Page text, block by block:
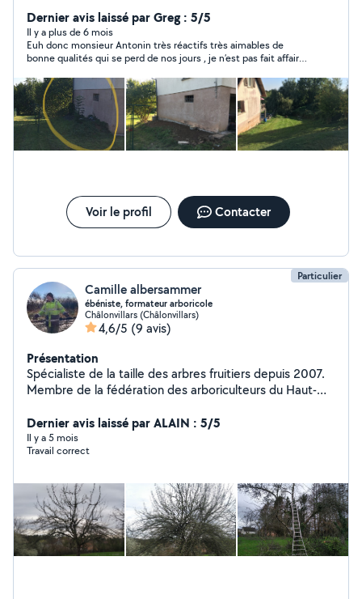
plus a l'aise a l'extérieur. De même pour tous ce qui est
bricolage. Je suis disponible de suite pour toutes
demandes. Cordialement
Dernier avis laissé par Greg : 5/5
Il y a plus de 6 mois
Euh donc monsieur Antonin très réactifs très aimables de
bonne qualités qui se perd de nos jours , je n’est pas fait affaire
Voir le profil Contacter
Particulier
Camille albersammer
ébéniste, formateur arboricole
Châlonvillars (Châlonvillars)
4,6/5 (9 avis)
Présentation
Spécialiste de la taille des arbres fruitiers depuis 2007.
Membre de la fédération des arboriculteurs du Haut-
arboricole (2019), je taille tout type de fruitier en
espalier, basse tige, demi tige, haute tige, et élagage.
Formateur en taille des arbres fruitiers au CFPPA de
Dernier avis laissé par ALAIN : 5/5
Il y a 5 mois
Travail correct